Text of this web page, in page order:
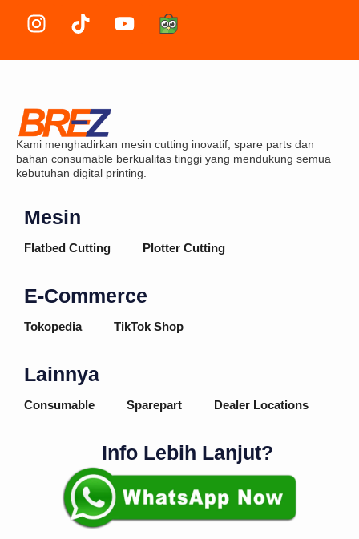
I
n
g
r
a
m
T
i
k
Y
o
Kami menghadirkan mesin cutting inovatif, spare parts dan
bahan consumable berkualitas tinggi yang mendukung semua
kebutuhan digital printing.
Mesin
Flatbed Cutting Plotter Cutting
E-Commerce
Tokopedia TikTok Shop
Lainnya
Consumable Sparepart Dealer Locations
Info Lebih Lanjut?